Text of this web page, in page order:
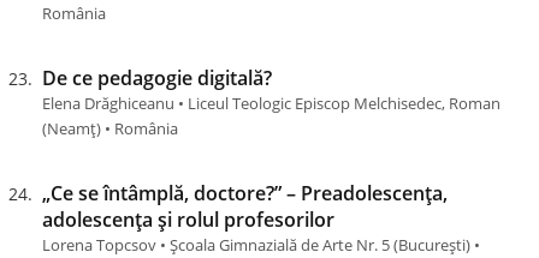
România
De ce pedagogie digitală?
Elena Drăghiceanu • Liceul Teologic Episcop Melchisedec, Roman
(Neamţ) • România
„Ce se întâmplă, doctore?” – Preadolescența,
adolescența și rolul profesorilor
Lorena Topcsov • Școala Gimnazială de Arte Nr. 5 (Bucureşti) •